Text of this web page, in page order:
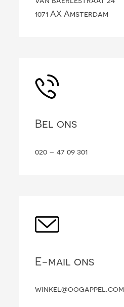
1071 AX Amsterdam
Bel ons
020 – 47 09 301
E-mail ons
winkel@oogappel.com